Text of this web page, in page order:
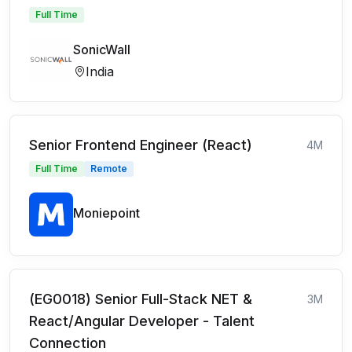
Full Time
SonicWall
India
Senior Frontend Engineer (React) 4M
Full Time Remote
Moniepoint
(EG0018) Senior Full-Stack NET &
React/Angular Developer - Talent
Connection
3M